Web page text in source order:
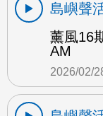
島嶼聲
薰風16
AM
2026/02/